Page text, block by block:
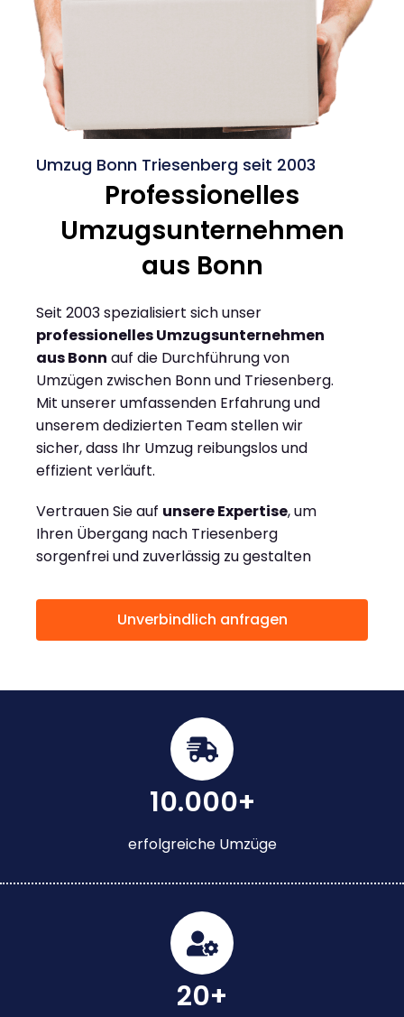
Umzug Bonn Triesenberg seit 2003
Professionelles
Umzugsunternehmen
aus Bonn
Seit 2003 spezialisiert sich unser
professionelles Umzugsunternehmen
aus Bonn auf die Durchführung von
Umzügen zwischen Bonn und Triesenberg.
Mit unserer umfassenden Erfahrung und
unserem dedizierten Team stellen wir
sicher, dass Ihr Umzug reibungslos und
effizient verläuft.
Vertrauen Sie auf unsere Expertise, um
Ihren Übergang nach Triesenberg
sorgenfrei und zuverlässig zu gestalten
Unverbindlich anfragen
10.000+
erfolgreiche Umzüge
20+